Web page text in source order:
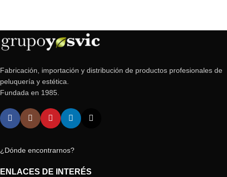
Fabricación, importación y distribución de productos profesionales de
peluquería y estética.
Fundada en 1985.
¿Dónde encontrarnos?
ENLACES DE INTERÉS